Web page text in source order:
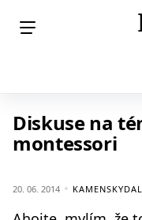
Diskuse na
montessori
20. 06. 2014